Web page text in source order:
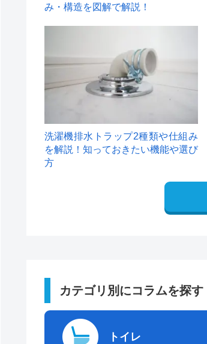
み・構造を図解で解説！
洗濯機排水トラップ2種類や仕組み
を解説！知っておきたい機能や選び
方
カテゴリ別にコラムを探す
トイレ